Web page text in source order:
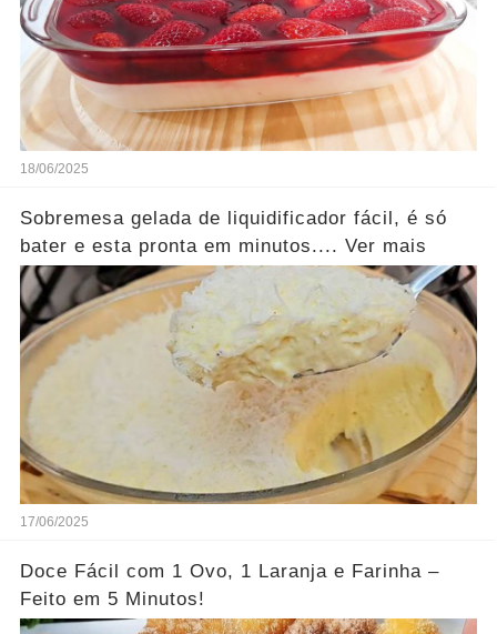
18/06/2025
Sobremesa gelada de liquidificador fácil, é só
bater e esta pronta em minutos.... Ver mais
17/06/2025
Doce Fácil com 1 Ovo, 1 Laranja e Farinha –
Feito em 5 Minutos!